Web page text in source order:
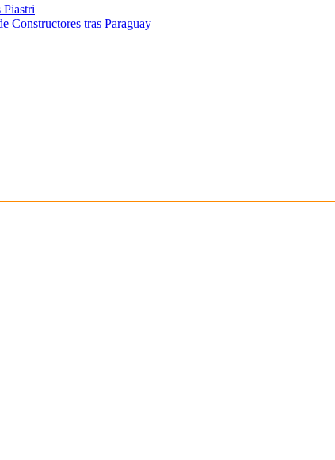
Piastri
Constructores tras Paraguay